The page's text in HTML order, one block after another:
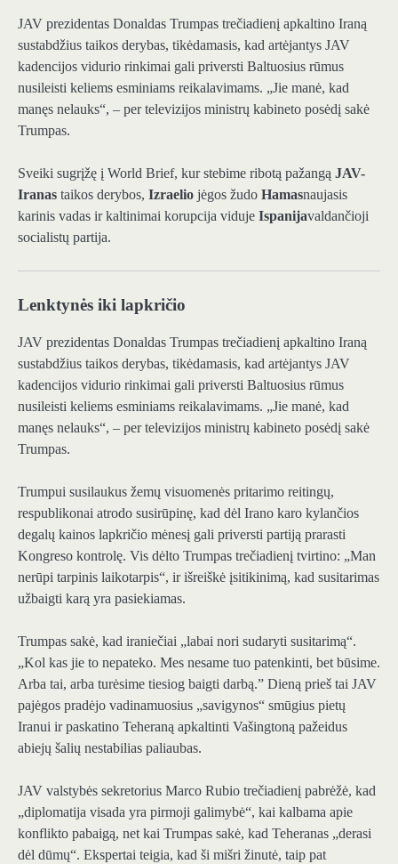
JAV prezidentas Donaldas Trumpas trečiadienį apkaltino Iraną
sustabdžius taikos derybas, tikėdamasis, kad artėjantys JAV
kadencijos vidurio rinkimai gali priversti Baltuosius rūmus
nusileisti keliems esminiams reikalavimams. „Jie manė, kad
manęs nelauks“, – per televizijos ministrų kabineto posėdį sakė
Trumpas.
Sveiki sugrįžę į World Brief, kur stebime ribotą pažangą JAV-
Iranas taikos derybos, Izraelio jėgos žudo Hamasnaujasis
karinis vadas ir kaltinimai korupcija viduje Ispanijavaldančioji
socialistų partija.
Lenktynės iki lapkričio
JAV prezidentas Donaldas Trumpas trečiadienį apkaltino Iraną
sustabdžius taikos derybas, tikėdamasis, kad artėjantys JAV
kadencijos vidurio rinkimai gali priversti Baltuosius rūmus
nusileisti keliems esminiams reikalavimams. „Jie manė, kad
manęs nelauks“, – per televizijos ministrų kabineto posėdį sakė
Trumpas.
Trumpui susilaukus žemų visuomenės pritarimo reitingų,
respublikonai atrodo susirūpinę, kad dėl Irano karo kylančios
degalų kainos lapkričio mėnesį gali priversti partiją prarasti
Kongreso kontrolę. Vis dėlto Trumpas trečiadienį tvirtino: „Man
nerūpi tarpinis laikotarpis“, ir išreiškė įsitikinimą, kad susitarimas
užbaigti karą yra pasiekiamas.
Trumpas sakė, kad iraniečiai „labai nori sudaryti susitarimą“.
„Kol kas jie to nepateko. Mes nesame tuo patenkinti, bet būsime.
Arba tai, arba turėsime tiesiog baigti darbą.” Dieną prieš tai JAV
pajėgos pradėjo vadinamuosius „savigynos“ smūgius pietų
Iranui ir paskatino Teheraną apkaltinti Vašingtoną pažeidus
abiejų šalių nestabilias paliaubas.
JAV valstybės sekretorius Marco Rubio trečiadienį pabrėžė, kad
„diplomatija visada yra pirmoji galimybė“, kai kalbama apie
konflikto pabaigą, net kai Trumpas sakė, kad Teheranas „derasi
dėl dūmų“. Ekspertai teigia, kad ši mišri žinutė, taip pat